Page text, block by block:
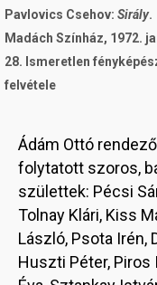
Pavlovics Csehov: Sirály.
Madách Színház, 1972.
28. Ismeretlen
felvétele
Ádám Ottó
folytatott szoros,
születtek: Pécsi
Tolnay Klári, Kiss
László, Psota Irén,
Huszti Péter, Piros